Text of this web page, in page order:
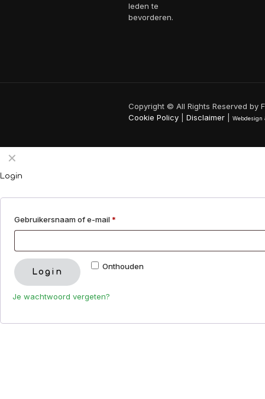
leden te
bevorderen.
Copyright © All Rights Reserved by
Cookie Policy
Disclaimer Webdesign
✕
Login
Gebruikersnaam of e-mail *
Onthouden
Login
Je wachtwoord vergeten?